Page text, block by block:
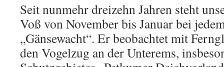
Seit nunmehr dreizehn Jahren steht
Voß von November bis Januar bei
„Gänsewacht“. Er beobachtet mit
den Vogelzug an der Unterems,